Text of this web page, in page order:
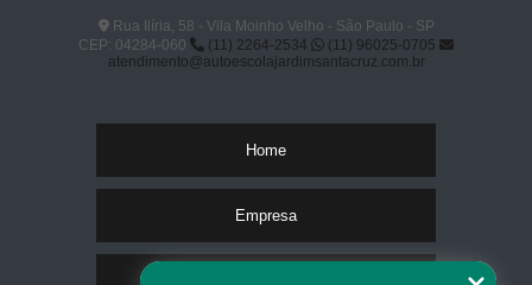
Rua Ilíria, 58 - Vila Moinho Velho - São Paulo - SP
CEP: 04284-060
(11) 2264-2534
(11) 96025-0705
atendimento@autoescolajardimsantacruz.com.br
Home
Empresa